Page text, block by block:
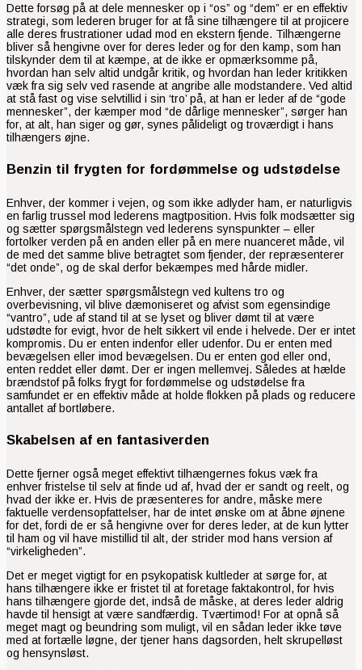
Dette forsøg på at dele mennesker op i “os” og “dem” er en effektiv
strategi, som lederen bruger for at få sine tilhængere til at projicere
alle deres frustrationer udad mod en ekstern fjende. Tilhængerne
bliver så hengivne over for deres leder og for den kamp, som han
tilskynder dem til at kæmpe, at de ikke er opmærksomme på,
hvordan han selv altid undgår kritik, og hvordan han leder kritikken
væk fra sig selv ved rasende at angribe alle modstandere. Ved altid
at stå fast og vise selvtillid i sin ‘tro’ på, at han er leder af de “gode
mennesker”, der kæmper mod “de dårlige mennesker”, sørger han
for, at alt, han siger og gør, synes pålideligt og troværdigt i hans
tilhængers øjne.
Benzin til frygten for fordømmelse og udstødelse
Enhver, der kommer i vejen, og som ikke adlyder ham, er naturligvis
en farlig trussel mod lederens magtposition. Hvis folk modsætter sig
og sætter spørgsmålstegn ved lederens synspunkter – eller
fortolker verden på en anden eller på en mere nuanceret måde, vil
de med det samme blive betragtet som fjender, der repræsenterer
“det onde”, og de skal derfor bekæmpes med hårde midler.
Enhver, der sætter spørgsmålstegn ved kultens tro og
overbevisning, vil blive dæmoniseret og afvist som egensindige
“vantro”, ude af stand til at se lyset og bliver dømt til at være
udstødte for evigt, hvor de helt sikkert vil ende i helvede. Der er intet
kompromis. Du er enten indenfor eller udenfor. Du er enten med
bevægelsen eller imod bevægelsen. Du er enten god eller ond,
enten reddet eller dømt. Der er ingen mellemvej. Således at hælde
brændstof på folks frygt for fordømmelse og udstødelse fra
samfundet er en effektiv måde at holde flokken på plads og reducere
antallet af bortløbere.
Skabelsen af en fantasiverden
Dette fjerner også meget effektivt tilhængernes fokus væk fra
enhver fristelse til selv at finde ud af, hvad der er sandt og reelt, og
hvad der ikke er. Hvis de præsenteres for andre, måske mere
faktuelle verdensopfattelser, har de intet ønske om at åbne øjnene
for det, fordi de er så hengivne over for deres leder, at de kun lytter
til ham og vil have mistillid til alt, der strider mod hans version af
“virkeligheden”.
Det er meget vigtigt for en psykopatisk kultleder at sørge for, at
hans tilhængere ikke er fristet til at foretage faktakontrol, for hvis
hans tilhængere gjorde det, indså de måske, at deres leder aldrig
havde til hensigt at være sandfærdig. Tværtimod! For at opnå så
meget magt og beundring som muligt, vil en sådan leder ikke tøve
med at fortælle løgne, der tjener hans dagsorden, helt skrupelløst
og hensynsløst.